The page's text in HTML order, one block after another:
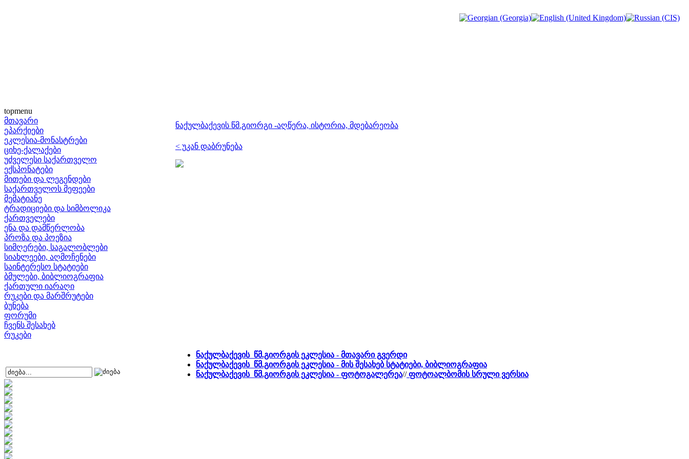
topmenu
მთავარი
ეპარქიები
ეკლესია-მონასტრები
ციხე-ქალაქები
უძველესი საქართველო
ექსპონატები
მითები და ლეგენდები
საქართველოს მეფეები
მემატიანე
ტრადიციები და სიმბოლიკა
ქართველები
ენა და დამწერლობა
პროზა და პოეზია
სიმღერები, საგალობლები
სიახლეები, აღმოჩენები
საინტერესო სტატიები
ბმულები, ბიბლიოგრაფია
ქართული იარაღი
რუკები და მარშრუტები
ბუნება
ფორუმი
ჩვენს შესახებ
რუკები
ნაქულბაქევის წმ.გიორგი -აღწერა, ისტორია, მდებარეობა
< უკან დაბრუნება
ნაქულბაქევის წმ.გიორგის ეკლესია - მთავარი გვერდი
ნაქულბაქევის წმ.გიორგის ეკლესია - მის შესახებ სტატიები, ბიბლიოგრაფია
ნაქულბაქევის წმ.გიორგის ეკლესია - ფოტოგალერეა// ფოტოალბომის სრული ვერსია